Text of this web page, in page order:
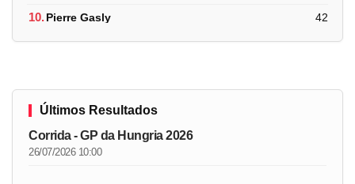
10.Pierre Gasly 42
Últimos Resultados
Corrida - GP da Hungria 2026
26/07/2026 10:00